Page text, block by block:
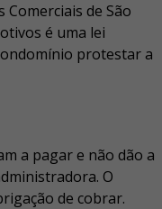
Comerciais de São
é uma lei
protestar a
a pagar e não dão a
O
de cobrar.